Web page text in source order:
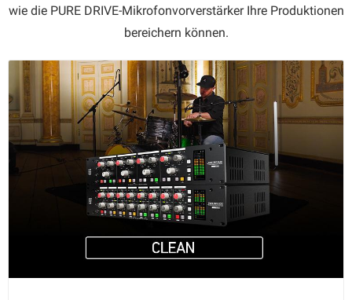
wie die PURE DRIVE-Mikrofonvorverstärker Ihre Produktionen
bereichern können.